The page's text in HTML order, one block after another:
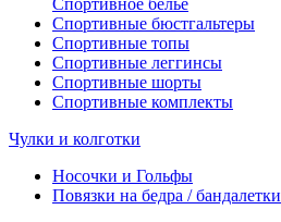
Спортивное белье
Спортивные бюстгальтеры
Спортивные топы
Спортивные леггинсы
Спортивные шорты
Спортивные комплекты
Чулки и колготки
Носочки и Гольфы
Повязки на бедра / бандалетки